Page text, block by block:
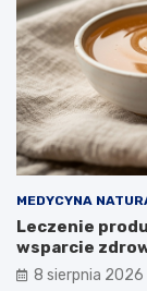
k
d
ł
u
g
o
m
o
ż
n
a
j
ą
s
k
r
z
y
c
y
MEDYCYNA
Leczenie
wsparcie
8 sierpnia 2026